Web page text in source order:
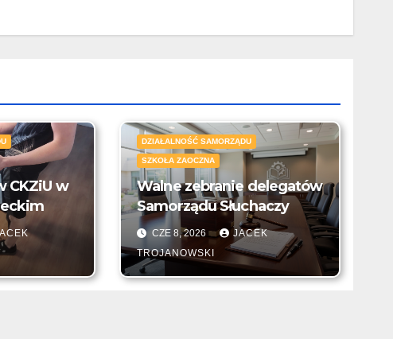
CKZiU w
DZIAŁALNOŚĆ SAMORZĄDU
SZKOŁA ZAOCZNA
Walne zebranie delegatów
Samorządu Słuchaczy
CZE 8, 2026
JACEK
TROJANOWSKI